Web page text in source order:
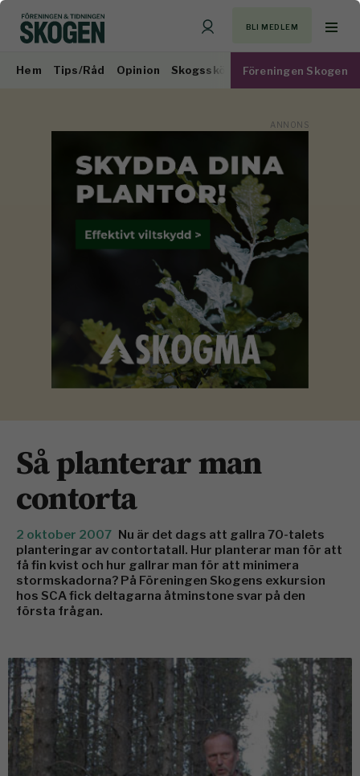
BLI MEDLEM
Hem Tips/Råd Opinion Skogsskötsel Virkesmarknad
Föreningen Skogen
Så planterar man
contorta
2 oktober 2007 Nu är det dags att gallra 70-talets
planteringar av contortatall. Hur planterar man för att
få fin kvist och hur gallrar man för att minimera
stormskadorna? På Föreningen Skogens exkursion
hos SCA fick deltagarna åtminstone svar på den
första frågan.